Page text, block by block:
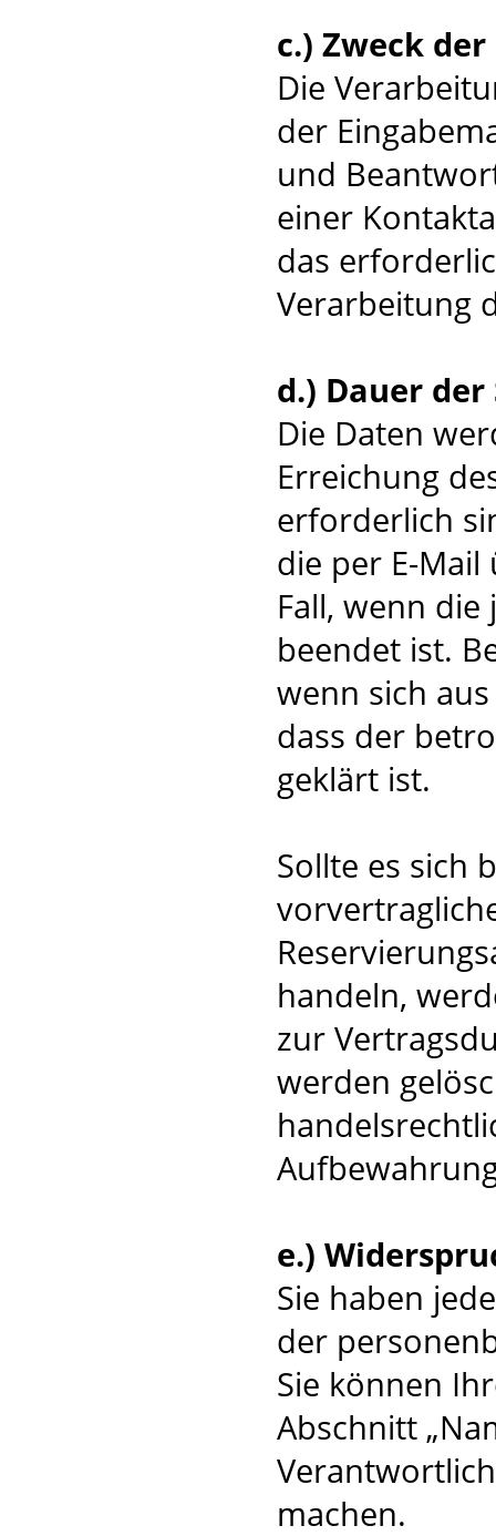
c.) Zweck
Die
der
und
einer
das
Verarbeitung
d.) Dauer
Die Daten
Erreichung
erforderlich
die per E-
Fall, wenn
beendet ist.
wenn sich
dass der
geklärt ist.
Sollte es sich
handeln,
zur
werden
e.)
Sie haben
der
Sie können
Abschnitt
machen.